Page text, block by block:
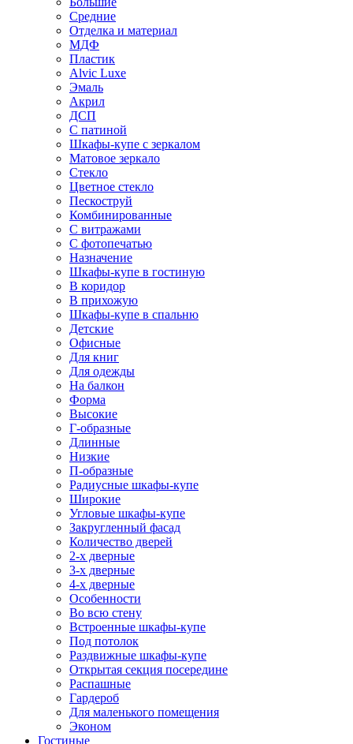
Средние
Отделка и материал
МДФ
Пластик
Alvic Luxe
Эмаль
Акрил
ДСП
С патиной
Шкафы-купе с зеркалом
Матовое зеркало
Стекло
Цветное стекло
Пескоструй
Комбинированные
С витражами
С фотопечатью
Назначение
Шкафы-купе в гостиную
В коридор
В прихожую
Шкафы-купе в спальню
Детские
Офисные
Для книг
Для одежды
На балкон
Форма
Высокие
Г-образные
Длинные
Низкие
П-образные
Радиусные шкафы-купе
Широкие
Угловые шкафы-купе
Закругленный фасад
Количество дверей
2-х дверные
3-х дверные
4-х дверные
Особенности
Во всю стену
Встроенные шкафы-купе
Под потолок
Раздвижные шкафы-купе
Открытая секция посередине
Распашные
Гардероб
Для маленького помещения
Эконом
Гостиные